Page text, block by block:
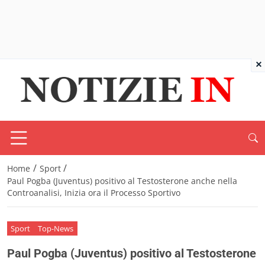
Home / Sport /
Paul Pogba (Juventus) positivo al Testosterone anche nella
Controanalisi, Inizia ora il Processo Sportivo
Sport Top-News
Paul Pogba (Juventus) positivo al Testosterone
×